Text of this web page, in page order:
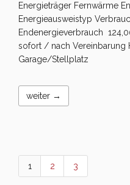
Energieträger Fernwärme
Energieausweistyp
Endenergieverbrauch
sofort / nach Vereinbarung
Garage/Stellplatz
weiter →
1 2 3